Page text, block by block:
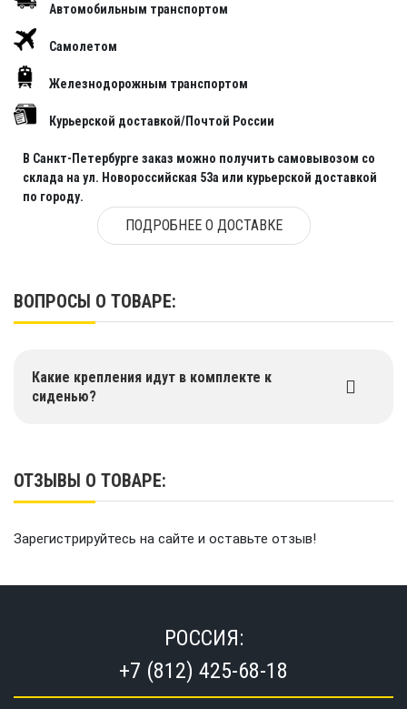
Автомобильным транспортом
Самолетом
Железнодорожным транспортом
Курьерской доставкой/Почтой России
В Санкт-Петербурге заказ можно получить самовывозом со
склада на ул. Новороссийская 53а или курьерской доставкой
по городу.
ПОДРОБНЕЕ О ДОСТАВКЕ
ВОПРОСЫ О ТОВАРЕ:
Какие крепления идут в комплекте к
сиденью?
ОТЗЫВЫ О ТОВАРЕ:
Зарегистрируйтесь на сайте и оставьте отзыв!
РОССИЯ:
+7 (812) 425-68-18